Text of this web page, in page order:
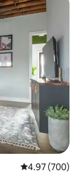
औसत रेटिंग 5 में से
4.97 (700)